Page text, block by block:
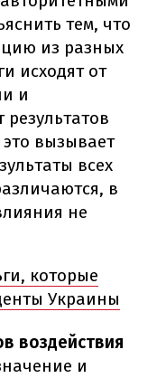
тем, что
из разных
исходят от
и
вызывает
всех
в
не
которые
Украины
воздействия
и